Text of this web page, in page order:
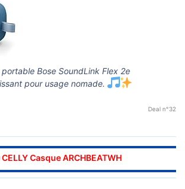
Bose SoundLink Flex 2e
pour usage nomade.
Deal n°32
CELLY Casque ARCHBEATWH